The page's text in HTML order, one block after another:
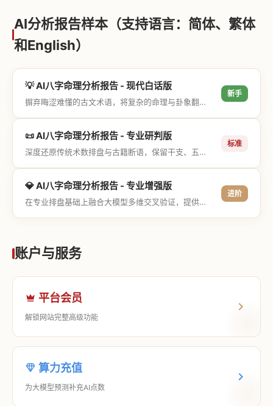
AI分析报告样本（支持语言：简体、繁体
和English）
💡 AI八字命理分析报告 - 现代白话版
摒弃晦涩难懂的古文术语，将复杂的命理与卦象翻译成通俗易懂的现代大白话，直击结果与生活建议，零门槛轻松阅读。
新手
📜 AI八字命理分析报告 - 专业研判版
深度还原传统术数排盘与古籍断语，保留干支、五行与神煞等专业术语，适合追求严谨考证与具备易学基础的用户。
标准
💎 AI八字命理分析报告 - 专业增强版
在专业排盘基础上融合大模型多维交叉验证，提供更详尽的流年推演、应期运筹、象意深度剖析，以及全方位的运筹决策指导。
进阶
账户与服务
平台会员
解锁网站完整高级功能
算力充值
为大模型预测补充AI点数